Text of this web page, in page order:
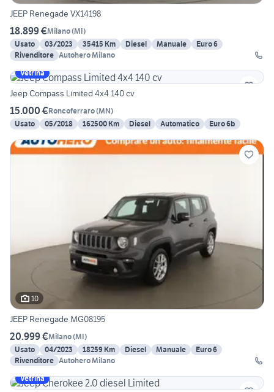
JEEP Renegade VX14198
18.899 €Milano(MI)
Usato
03/2023 35415 Km Diesel Manuale
Euro 6
Rivenditore Autohero Milano
Vetrina
Jeep Compass Limited 4x4 140 cv
15.000 €Roncoferraro(MN)
Usato
05/2018 162500 Km Diesel Automatico Euro 6b
10
JEEP Renegade MG08195
20.999 €Milano(MI)
Usato
04/2023 18259 Km Diesel Manuale
Euro 6
Rivenditore Autohero Milano
Vetrina